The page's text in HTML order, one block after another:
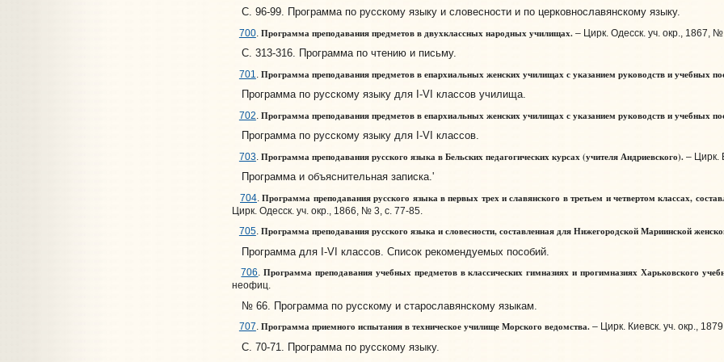
С. 96-99. Программа по русскому языку и словесности и по церковнославянскому языку.
700. Программа преподавания предметов в двухклассных народных училищах. – Цирк. Одесск. уч. окр., 1867,
С. 313-316. Программа по чтению и письму.
701 Программа преподавания предметов в епархиальных женских училищах с указанием руководств и учебных
Программа по русскому языку для I-VI классов училища.
702 Программа преподавания предметов в епархиальных женских училищах с указанием руководств и учебных
Программа по русскому языку для I-VI классов.
703. Программа преподавания русского языка в Бельских педагогических курсах (учителя Андриевского). – Цирк.
Программа и объяснительная записка.'
704 Программа преподавания русского языка в первых трех и славянского в третьем и четвертом классах,
Цирк. Одесск. уч. окр., 1866, № 3, с. 77-85.
705.Программа преподавания русского языка и словесности, составленная для Нижегородской Мариинской
Программа для I-VI классов. Список рекомендуемых пособий.
706. Программа преподавания учебных предметов в классических гимназиях и прогимназиях Харьковского
неофиц.
№ 66. Программа по русскому и старославянскому языкам.
707.Программа приемного испытания в техническое училище Морского ведомства.– Цирк. Киевск. уч. окр.,
С. 70-71. Программа по русскому языку.